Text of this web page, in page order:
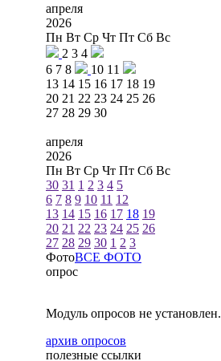
апреля
2026
Пн Вт Ср Чт Пт Сб Вс
2 3 4
6 7 8 10 11
13 14 15 16 17 18 19
20 21 22 23 24 25 26
27 28 29 30
апреля
2026
Пн Вт Ср Чт Пт Сб Вс
30 31 1 2 3 4 5
6 7 8 9 10 11 12
13 14 15 16 17 18 19
20 21 22 23 24 25 26
27 28 29 30 1 2 3
ФотоВСЕ ФОТО
опрос
Модуль опросов не установлен.
архив опросов
полезные ссылки